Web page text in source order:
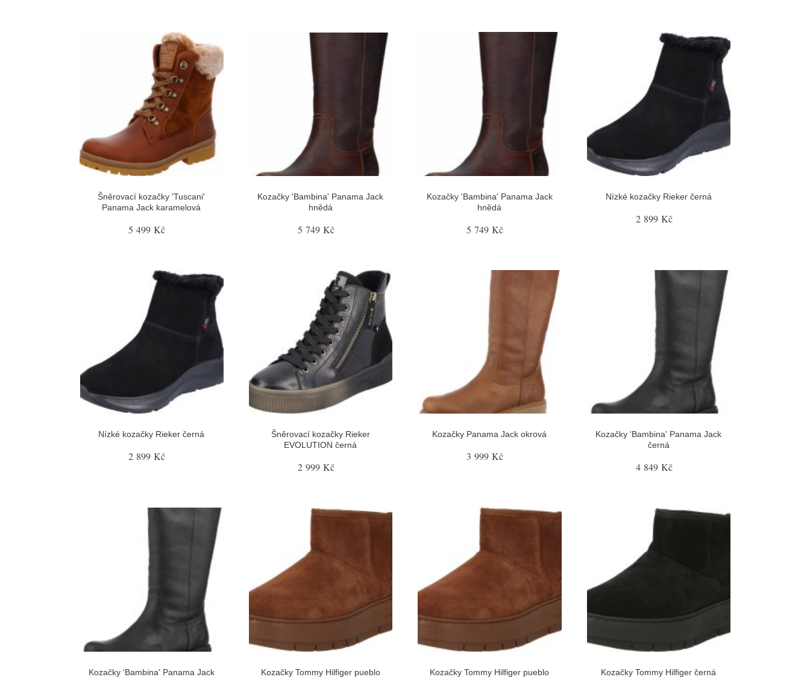
Šněrovací kozačky 'Tuscani'
Panama Jack karamelová
5 499 Kč
Kozačky 'Bambina' Panama Jack
hnědá
5 749 Kč
Kozačky 'Bambina' Panama Jack
hnědá
5 749 Kč
Nízké kozačky Rieker černá
2 899 Kč
Nízké kozačky Rieker černá
2 899 Kč
Šněrovací kozačky Rieker
EVOLUTION černá
2 999 Kč
Kozačky Panama Jack okrová
3 999 Kč
Kozačky 'Bambina' Panama Jack
černá
4 849 Kč
Kozačky 'Bambina' Panama Jack Kozačky Tommy Hilfiger pueblo Kozačky Tommy Hilfiger pueblo Kozačky Tommy Hilfiger černá